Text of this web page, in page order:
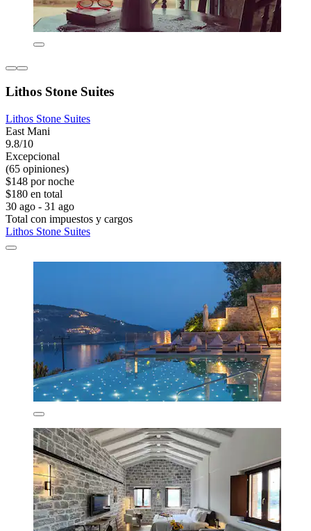
Lithos Stone Suites
Lithos Stone Suites
East Mani
9.8/10
Excepcional
(65 opiniones)
$148 por noche
$180 en total
30 ago - 31 ago
Total con impuestos y cargos
Lithos Stone Suites